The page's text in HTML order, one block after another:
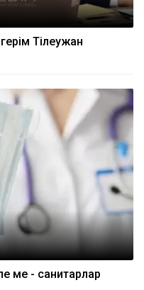
Тілеужан
ме - санитарлар